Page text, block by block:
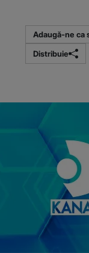
Adaugă-ne ca
Distribuie